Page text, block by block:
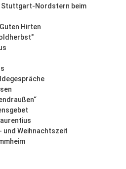
Nordstern beim
Hirten
und Weihnachtszeit